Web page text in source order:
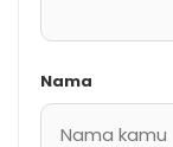
Nama